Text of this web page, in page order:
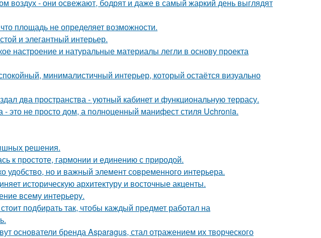
воздух - они освежают, бодрят и даже в самый жаркий день выглядят
площадь не определяет возможности.
и элегантный интерьер.
настроение и натуральные материалы легли в основу проекта
минималистичный интерьер, который остаётся визуально
два пространства - уютный кабинет и функциональную террасу.
это не просто дом, а полноценный манифест стиля Uchronia.
решения.
к простоте, гармонии и единению с природой.
удобство, но и важный элемент современного интерьера.
историческую архитектуру и восточные акценты.
всему интерьеру.
подбирать так, чтобы каждый предмет работал на
основатели бренда Asparagus, стал отражением их творческого